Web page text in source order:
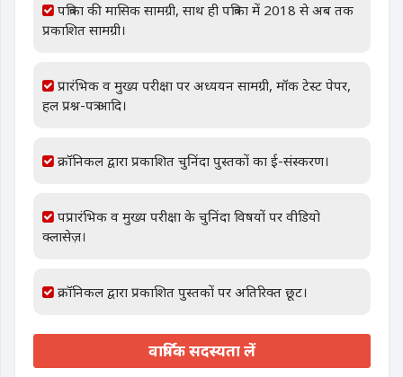
पत्रिका की मासिक सामग्री, साथ ही पत्रिका में 2018 से अब तक
प्रकाशित सामग्री।
प्रारंभिक व मुख्य परीक्षा पर अध्ययन सामग्री, मॉक टेस्ट पेपर,
हल प्रश्न-पत्र आदि।
क्रॉनिकल द्वारा प्रकाशित चुनिंदा पुस्तकों का ई-संस्करण।
पप्रारंभिक व मुख्य परीक्षा के चुनिंदा विषयों पर वीडियो
क्लासेज़।
क्रॉनिकल द्वारा प्रकाशित पुस्तकों पर अतिरिक्त छूट।
वार्षिक सदस्यता लें